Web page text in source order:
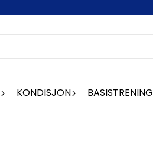
KONDISJON BASISTRENING